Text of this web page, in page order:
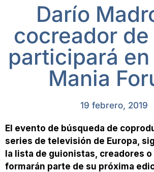
Darío
cocreador de
participará
Mania
19 febrero, 2019
El evento de búsqueda de
series de televisión de Europa,
la lista de guionistas, creadores
formarán parte de su próxima